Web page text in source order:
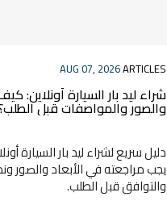
AUG 07, 2026ARTICLES
شراء ليد بار السيارة أونلاين:
والصور والمواصفات قبل
دليل سريع لشراء ليد بار السيارة
يجب مراجعته في الأبعاد والصور
والتوافق قبل الطلب.